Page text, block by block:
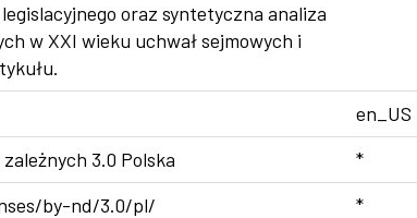
oraz syntetyczna analiza
w XXI wieku uchwał sejmowych i
en_US
3.0 Polska
*
by-nd/3.0/pl/
*